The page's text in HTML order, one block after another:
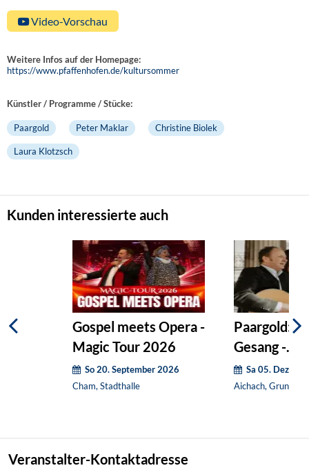
Video-Vorschau
Weitere Infos auf der Homepage:
https://www.pfaffenhofen.de/kultursommer
Künstler / Programme / Stücke:
Paargold Peter Maklar Christine Biolek
Laura Klotzsch
Kunden interessierte auch
Gospel meets Opera -
Magic Tour 2026
So 20. September 2026
Cham, Stadthalle
Paargold:
Gesang -
Sa 05.
Aichach,
Veranstalter-Kontaktadresse